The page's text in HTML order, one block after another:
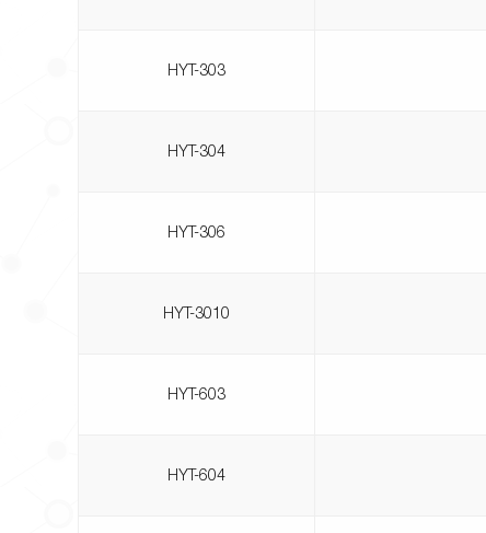
HYT-303
HYT-304
HYT-306
HYT-3010
HYT-603
HYT-604